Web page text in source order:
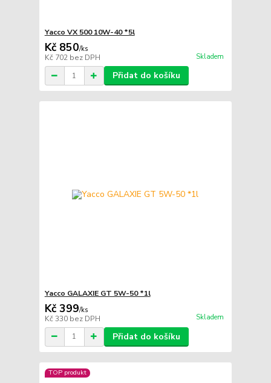
Yacco VX 500 10W-40 *5l
Kč 850/ks
Kč 702 bez DPH Skladem
Přidat do košíku
Yacco GALAXIE GT 5W-50 *1l
Kč 399/ks
Kč 330 bez DPH Skladem
Přidat do košíku
TOP produkt